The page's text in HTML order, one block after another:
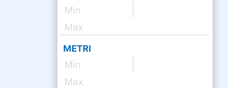
METRI